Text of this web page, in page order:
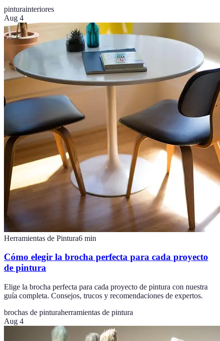
pinturainteriores
Aug 4
Herramientas de Pintura6 min
Cómo elegir la brocha perfecta para cada proyecto
de pintura
Elige la brocha perfecta para cada proyecto de pintura con nuestra
guía completa. Consejos, trucos y recomendaciones de expertos.
brochas de pinturaherramientas de pintura
Aug 4